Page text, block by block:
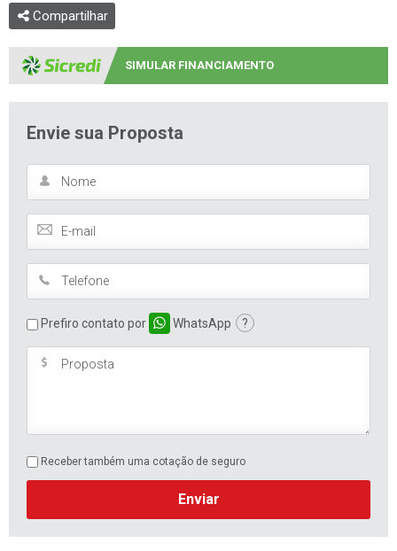
Compartilhar
SIMULAR FINANCIAMENTO
Envie sua Proposta
Prefiro contato por WhatsApp ?
Receber também uma cotação de seguro
Enviar